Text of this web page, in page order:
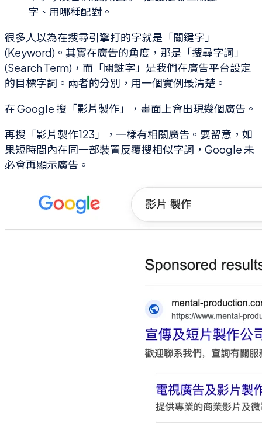
字、用哪種配對。
很多人以為在搜尋引擎打的字就是「關鍵字」
(Keyword)。其實在廣告的角度，那是「搜尋字詞」
(Search Term)，而「關鍵字」是我們在廣告平台設定
的目標字詞。兩者的分別，用一個實例最清楚。
在 Google 搜「影片製作」，畫面上會出現幾個廣告。
再搜「影片製作123」，一樣有相關廣告。要留意，如
果短時間內在同一部裝置反覆搜相似字詞，Google 未
必會再顯示廣告。